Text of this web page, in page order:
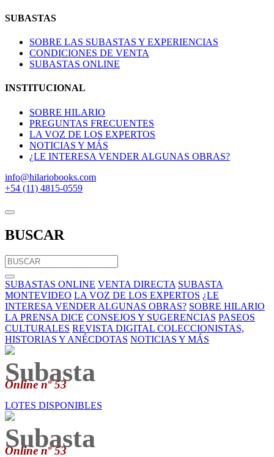
SUBASTAS
SOBRE LAS SUBASTAS Y EXPERIENCIAS
CONDICIONES DE VENTA
SUBASTAS ONLINE
INSTITUCIONAL
SOBRE HILARIO
PREGUNTAS FRECUENTES
LA VOZ DE LOS EXPERTOS
NOTICIAS Y MÁS
¿LE INTERESA VENDER ALGUNAS OBRAS?
info@hilariobooks.com
+54 (11) 4815-0559
BUSCAR
SUBASTAS ONLINE VENTA DIRECTA SUBASTA
MONTEVIDEO LA VOZ DE LOS EXPERTOS ¿LE
INTERESA VENDER ALGUNAS OBRAS? SOBRE HILARIO
LA PRENSA DICE CONSEJOS Y SUGERENCIAS PASEOS
CULTURALES REVISTA DIGITAL COLECCIONISTAS,
HISTORIAS Y ANÉCDOTAS NOTICIAS Y MÁS
Subasta
Online nº 53
LOTES DISPONIBLES
Subasta
Online nº 53